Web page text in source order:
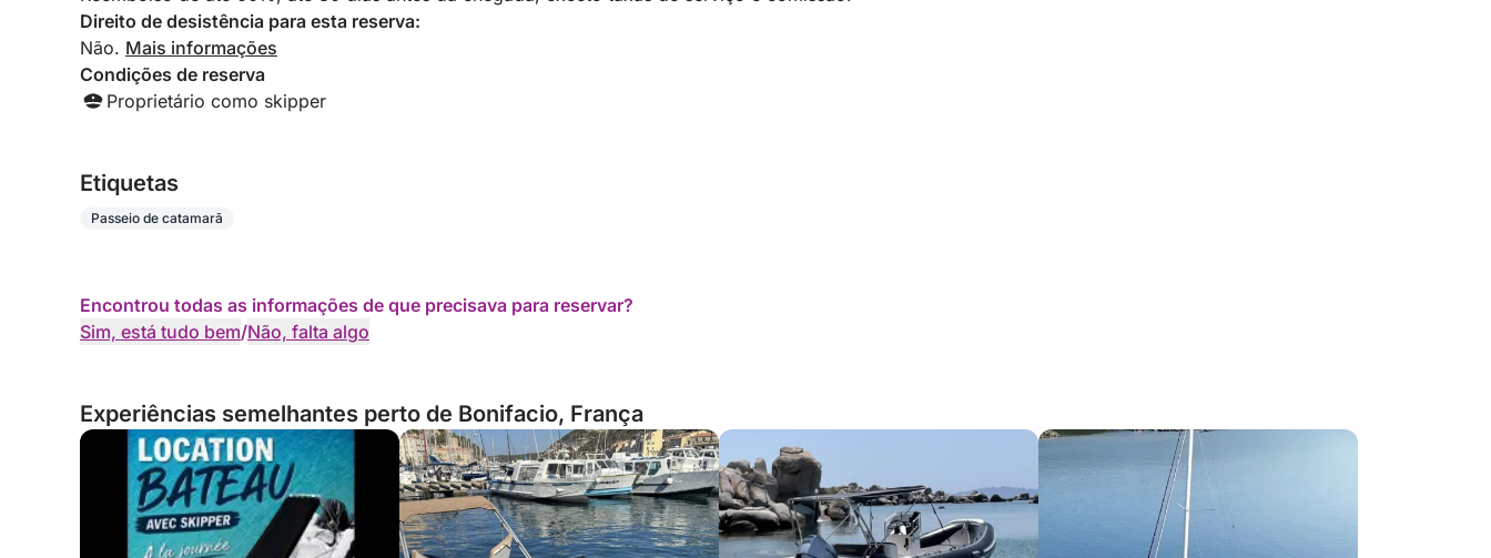
aos detalhes e hospitalidade genuína fizeram
toda a diferença. Se você está procurando um
passeio de catamarã, eu não poderia
recomendar este proprietário e este barco com
mais entusiasmo. Obrigado, Alain, e sua
maravilhosa irmã, por tornarem nosso dia tão
Direito de desistência para esta reserva:
Não. Mais informações
Condições de reserva
Proprietário como skipper
Etiquetas
Passeio de catamarã
Encontrou todas as informações de que precisava para reservar?
Sim, está tudo bem/Não, falta algo
Experiências semelhantes perto de Bonifacio, França